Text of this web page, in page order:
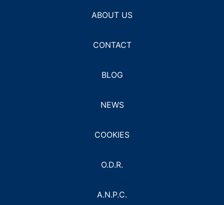
ABOUT US
CONTACT
BLOG
NEWS
COOKIES
O.D.R.
A.N.P.C.